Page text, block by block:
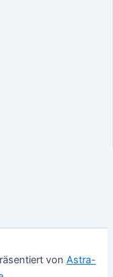
von Astra-